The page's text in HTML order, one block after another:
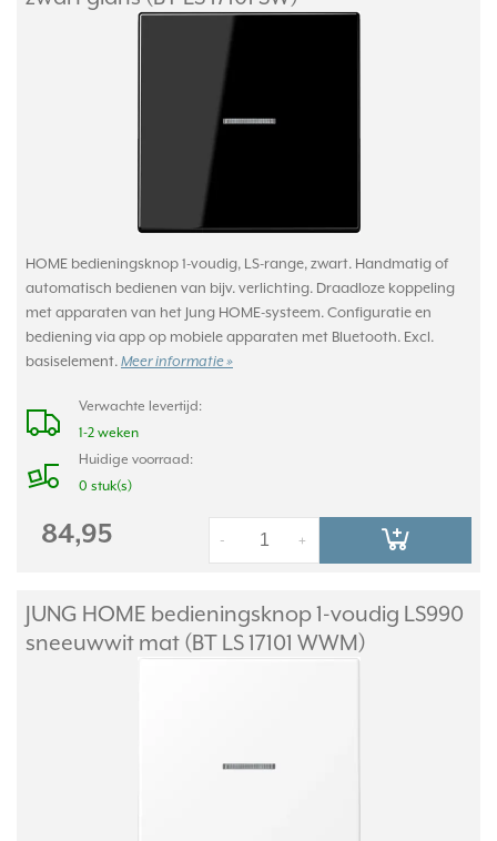
HOME bedieningsknop 1-voudig, LS-range, zwart. Handmatig of
automatisch bedienen van bijv. verlichting. Draadloze koppeling
met apparaten van het Jung HOME-systeem. Configuratie en
bediening via app op mobiele apparaten met Bluetooth. Excl.
basiselement. Meer informatie »
Verwachte levertijd:
1-2 weken
Huidige voorraad:
0 stuk(s)
84,95 +
-
JUNG HOME bedieningsknop 1-voudig LS990
sneeuwwit mat (BT LS 17101 WWM)